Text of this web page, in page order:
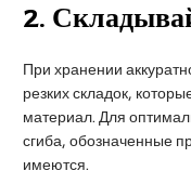
2.
При хранении
резких складок,
материал. Для
сгиба, обозначенные
имеются.